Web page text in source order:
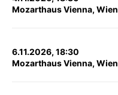
Mozarthaus Vienna, Wien
6.11.2026, 18:30
Mozarthaus Vienna, Wien